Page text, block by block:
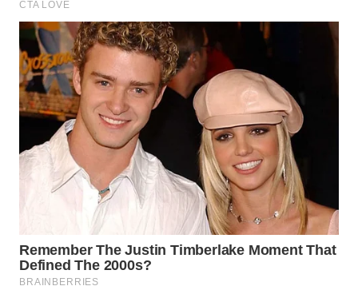
WN
NATUNA
WN
BINTAN
WN
MANDALIKA
WN
WN
LABUANBAJO